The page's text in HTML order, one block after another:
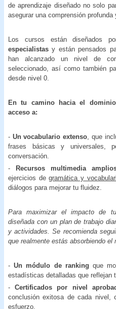
de aprendizaje diseñado no solo
asegurar una comprensión profunda
Los cursos están diseñados
especialistas y están pensados
han alcanzado un nivel de
seleccionado, así como también
desde nivel 0.
En tu camino hacia el
acceso a:
- Un vocabulario extenso , que
frases básicas y universales,
conversación.
-
Recursos multimedia
ejercicios degramática y
diálogos para mejorar tu fluidez.
Para maximizar el impacto de
diseñada con un plan de trabajo
y actividades. Se recomienda
que realmente estás absorbiendo el
-Un módulo de ranking que
estadísticas detalladas que reflejan
-Certificados por nivel
conclusión exitosa de cada nivel,
esfuerzo.